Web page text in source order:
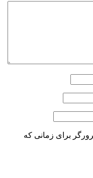
برای زمانی که